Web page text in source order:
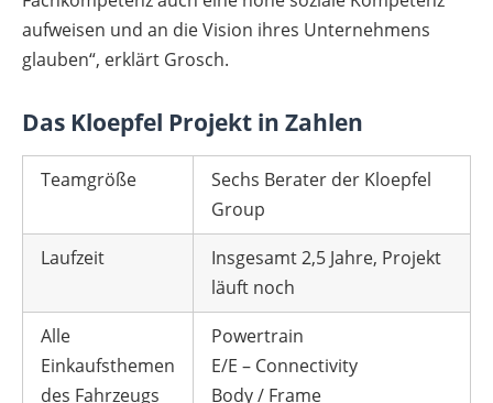
aufweisen und an die Vision ihres Unternehmens
glauben“, erklärt Grosch.
Das Kloepfel Projekt in Zahlen
Teamgröße
Sechs Berater der Kloepfel
Group
Laufzeit
Insgesamt 2,5 Jahre, Projekt
läuft noch
Alle
Einkaufsthemen
des Fahrzeugs
Powertrain
E/E – Connectivity
Body / Frame